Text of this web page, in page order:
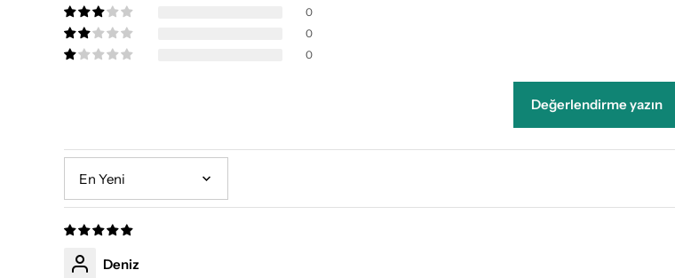
0
0
0
Değerlendirme yazın
Sort by
Deniz